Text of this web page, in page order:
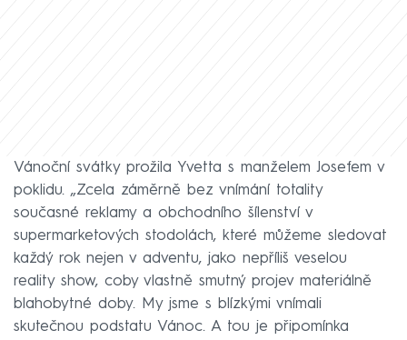
Vánoční svátky prožila Yvetta s manželem Josefem v
poklidu. „Zcela záměrně bez vnímání totality
současné reklamy a obchodního šílenství v
supermarketových stodolách, které můžeme sledovat
každý rok nejen v adventu, jako nepříliš veselou
reality show, coby vlastně smutný projev materiálně
blahobytné doby. My jsme s blízkými vnímali
skutečnou podstatu Vánoc. A tou je připomínka